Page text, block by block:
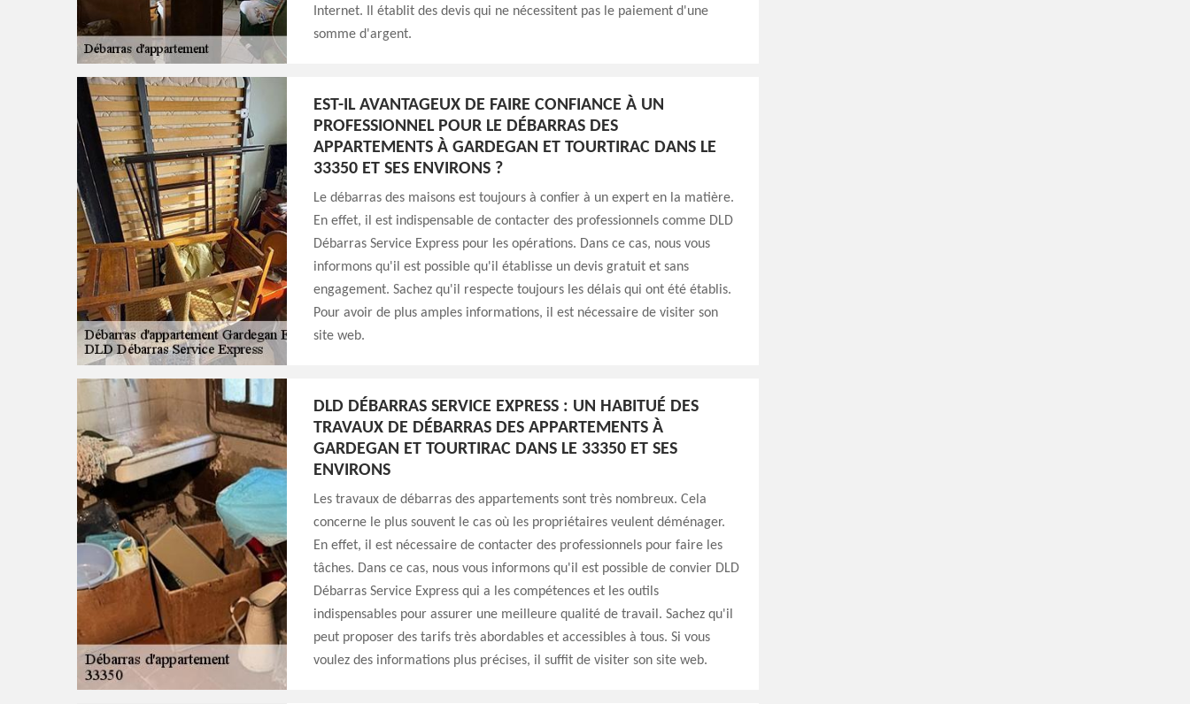
Internet. Il établit des devis qui ne nécessitent pas le paiement d'une
somme d'argent.
EST-IL AVANTAGEUX DE FAIRE CONFIANCE À UN
PROFESSIONNEL POUR LE DÉBARRAS DES
APPARTEMENTS À GARDEGAN ET TOURTIRAC DANS LE
33350 ET SES ENVIRONS ?
Le débarras des maisons est toujours à confier à un expert en la matière.
En effet, il est indispensable de contacter des professionnels comme DLD
Débarras Service Express pour les opérations. Dans ce cas, nous vous
informons qu'il est possible qu'il établisse un devis gratuit et sans
engagement. Sachez qu'il respecte toujours les délais qui ont été établis.
Pour avoir de plus amples informations, il est nécessaire de visiter son
site web.
DLD DÉBARRAS SERVICE EXPRESS : UN HABITUÉ DES
TRAVAUX DE DÉBARRAS DES APPARTEMENTS À
GARDEGAN ET TOURTIRAC DANS LE 33350 ET SES
ENVIRONS
Les travaux de débarras des appartements sont très nombreux. Cela
concerne le plus souvent le cas où les propriétaires veulent déménager.
En effet, il est nécessaire de contacter des professionnels pour faire les
tâches. Dans ce cas, nous vous informons qu'il est possible de convier DLD
Débarras Service Express qui a les compétences et les outils
indispensables pour assurer une meilleure qualité de travail. Sachez qu'il
peut proposer des tarifs très abordables et accessibles à tous. Si vous
voulez des informations plus précises, il suffit de visiter son site web.